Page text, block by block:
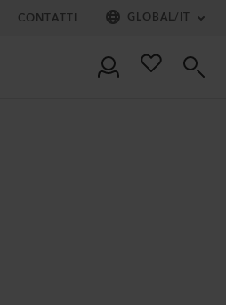
CONTATTI GLOBAL/IT